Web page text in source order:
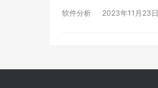
软件分析 2023年11月23日